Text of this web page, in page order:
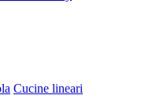
Cucine lineari